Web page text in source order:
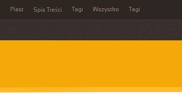
Piast Spis Treści Tagi Wszystko Tagi